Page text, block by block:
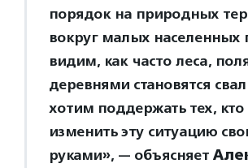
порядок на природных
вокруг малых
видим, как часто леса,
деревнями становятся
хотим поддержать тех, кто
изменить эту ситуацию
руками», — объясняет